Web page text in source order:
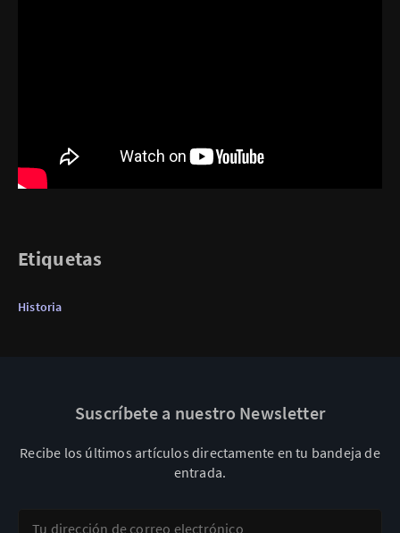
Etiquetas
Historia
Suscríbete a nuestro Newsletter
Recibe los últimos artículos directamente en tu bandeja de
entrada.